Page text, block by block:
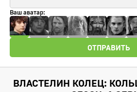
Ваш аватар:
ОТПРАВИТЬ
ВЛАСТЕЛИН КОЛЕЦ: